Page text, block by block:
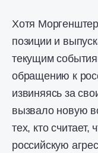
Хотя
позиции и
текущим
обращению к
извиняясь за
вызвало новую
тех, кто
российскую